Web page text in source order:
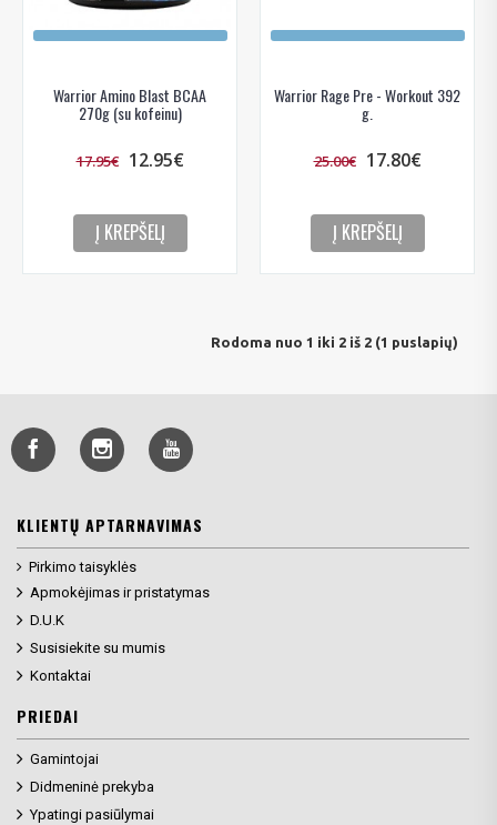
Warrior Amino Blast BCAA
270g (su kofeinu)
17.95€ 12.95€
Į KREPŠELĮ
Warrior Rage Pre - Workout 392
g.
25.00€ 17.80€
Į KREPŠELĮ
Rodoma nuo 1 iki 2 iš 2 (1 puslapių)
KLIENTŲ APTARNAVIMAS
Pirkimo taisyklės
Apmokėjimas ir pristatymas
D.U.K
Susisiekite su mumis
Kontaktai
PRIEDAI
Gamintojai
Didmeninė prekyba
Ypatingi pasiūlymai